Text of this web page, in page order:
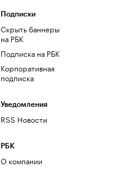
Подписки
Скрыть баннеры
на РБК
Подписка на РБК
Корпоративная
подписка
Уведомления
RSS Новости
РБК
О компании